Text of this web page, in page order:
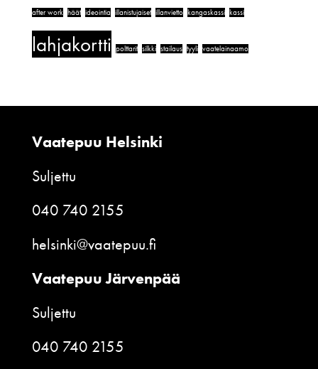
after work häät ideointia illanistujaiset illanvietto kangaskassi kassi
lahjakortti polttarit silkki stailaus tyyli vaatelainaamo
Vaatepuu Helsinki
Suljettu
040 740 2155
helsinki@vaatepuu.fi
Vaatepuu Järvenpää
Suljettu
040 740 2155